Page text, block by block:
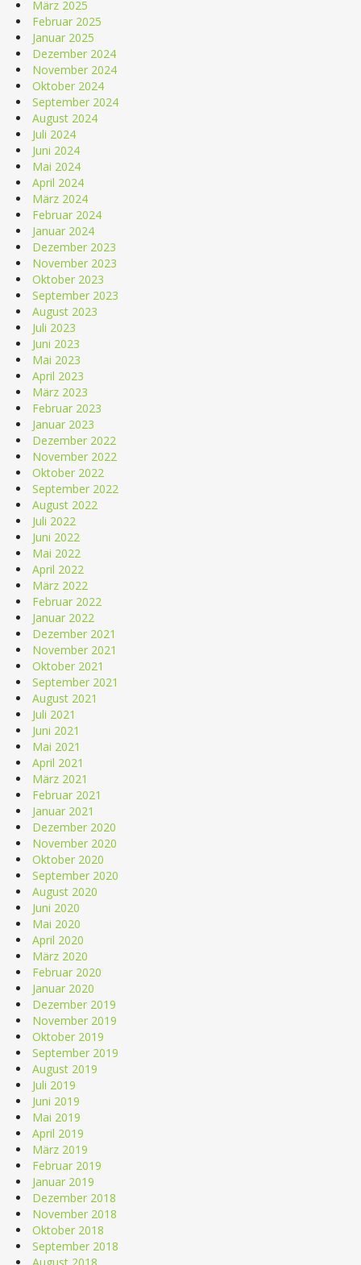
März 2025
Februar 2025
Januar 2025
Dezember 2024
November 2024
Oktober 2024
September 2024
August 2024
Juli 2024
Juni 2024
Mai 2024
April 2024
März 2024
Februar 2024
Januar 2024
Dezember 2023
November 2023
Oktober 2023
September 2023
August 2023
Juli 2023
Juni 2023
Mai 2023
April 2023
März 2023
Februar 2023
Januar 2023
Dezember 2022
November 2022
Oktober 2022
September 2022
August 2022
Juli 2022
Juni 2022
Mai 2022
April 2022
März 2022
Februar 2022
Januar 2022
Dezember 2021
November 2021
Oktober 2021
September 2021
August 2021
Juli 2021
Juni 2021
Mai 2021
April 2021
März 2021
Februar 2021
Januar 2021
Dezember 2020
November 2020
Oktober 2020
September 2020
August 2020
Juni 2020
Mai 2020
April 2020
März 2020
Februar 2020
Januar 2020
Dezember 2019
November 2019
Oktober 2019
September 2019
August 2019
Juli 2019
Juni 2019
Mai 2019
April 2019
März 2019
Februar 2019
Januar 2019
Dezember 2018
November 2018
Oktober 2018
September 2018